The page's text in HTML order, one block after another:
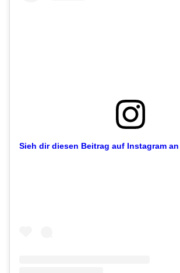
Sieh dir diesen Beitrag auf Instagram an